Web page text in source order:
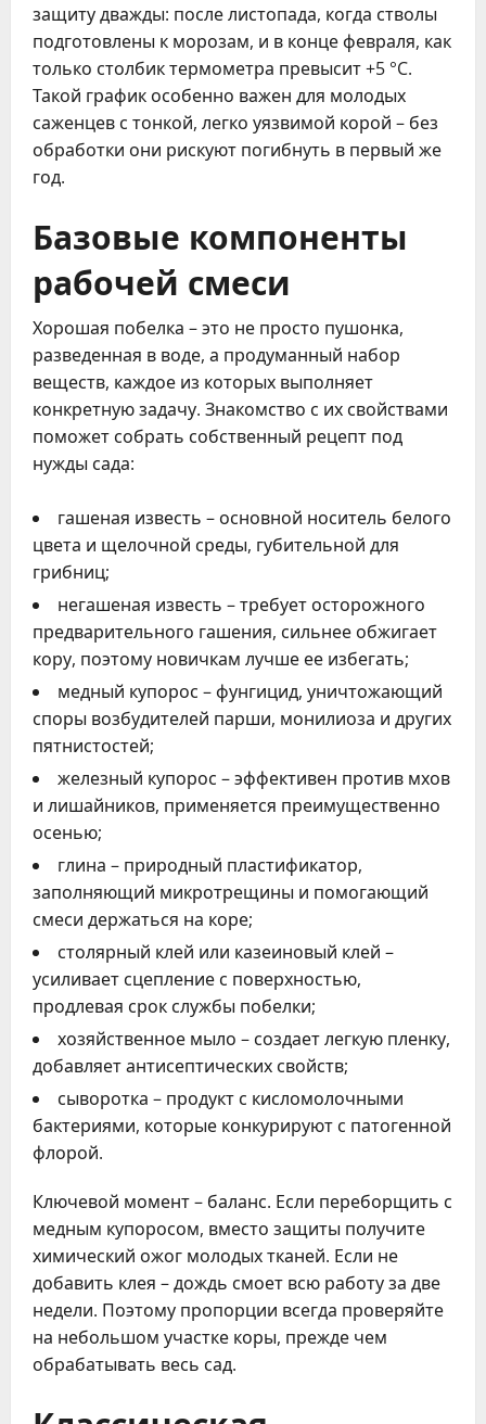
защиту дважды: после листопада, когда стволы
подготовлены к морозам, и в конце февраля, как
только столбик термометра превысит +5 °C.
Такой график особенно важен для молодых
саженцев с тонкой, легко уязвимой корой – без
обработки они рискуют погибнуть в первый же
год.
Базовые компоненты
рабочей смеси
Хорошая побелка – это не просто пушонка,
разведенная в воде, а продуманный набор
веществ, каждое из которых выполняет
конкретную задачу. Знакомство с их свойствами
поможет собрать собственный рецепт под
нужды сада:
гашеная известь – основной носитель белого
цвета и щелочной среды, губительной для
грибниц;
негашеная известь – требует осторожного
предварительного гашения, сильнее обжигает
кору, поэтому новичкам лучше ее избегать;
медный купорос – фунгицид, уничтожающий
споры возбудителей парши, монилиоза и других
пятнистостей;
железный купорос – эффективен против мхов
и лишайников, применяется преимущественно
осенью;
глина – природный пластификатор,
заполняющий микротрещины и помогающий
смеси держаться на коре;
столярный клей или казеиновый клей –
усиливает сцепление с поверхностью,
продлевая срок службы побелки;
хозяйственное мыло – создает легкую пленку,
добавляет антисептических свойств;
сыворотка – продукт с кисломолочными
бактериями, которые конкурируют с патогенной
флорой.
Ключевой момент – баланс. Если переборщить с
медным купоросом, вместо защиты получите
химический ожог молодых тканей. Если не
добавить клея – дождь смоет всю работу за две
недели. Поэтому пропорции всегда проверяйте
на небольшом участке коры, прежде чем
обрабатывать весь сад.